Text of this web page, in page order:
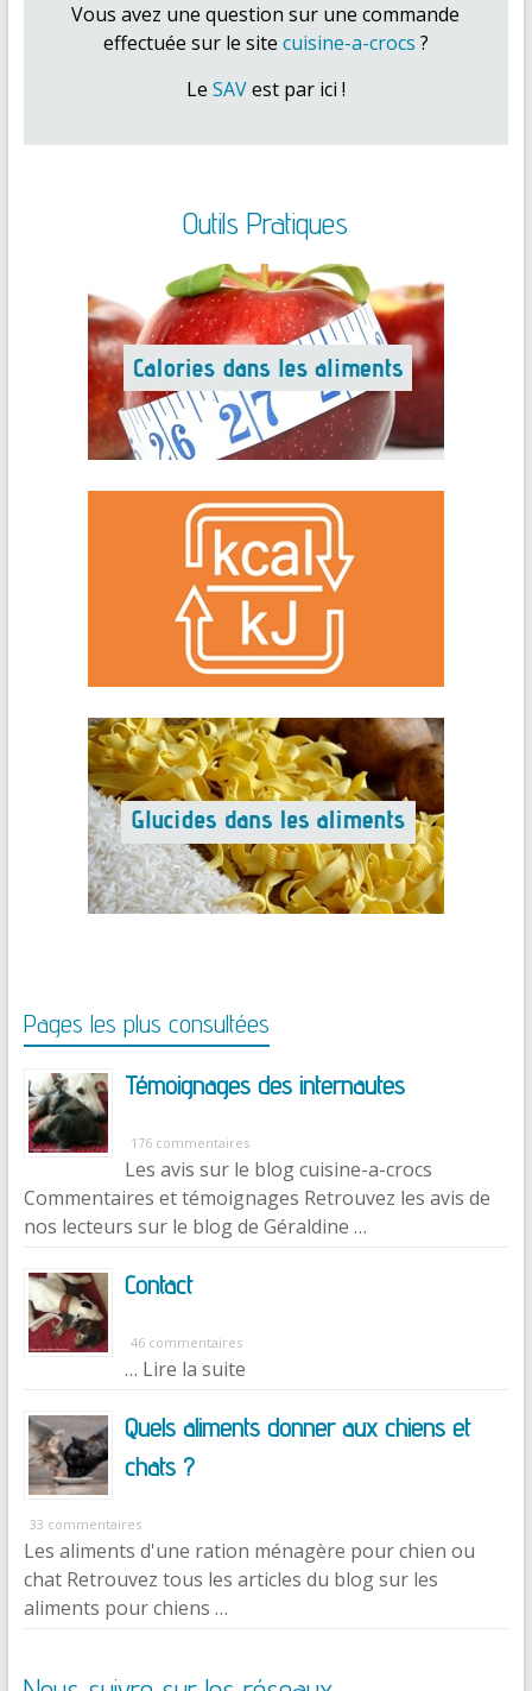
Vous avez une question sur une commande
effectuée sur le site cuisine-a-crocs ?
Le SAVest par ici !
Outils Pratiques
Pages les plus consultées
Témoignages des internautes
176 commentaires
Les avis sur le blog cuisine-a-crocs
Commentaires et témoignages Retrouvez les avis de
nos lecteurs sur le blog de Géraldine …
Contact
46 commentaires
… Lire la suite
Quels aliments donner aux chiens et
chats ?
33 commentaires
Les aliments d'une ration ménagère pour chien ou
chat Retrouvez tous les articles du blog sur les
aliments pour chiens …